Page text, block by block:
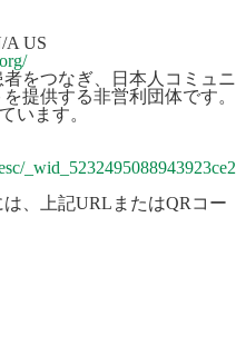
A US
_wid_5232495088943923ce2
、上記URLまたはQRコー